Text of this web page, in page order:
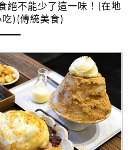
絕不能少了這一味！(在地
)(傳統美食)